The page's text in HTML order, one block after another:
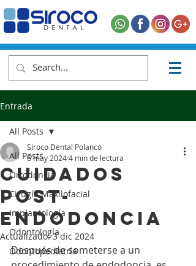
Entrada
All Posts
Ortodoncia
Cirugía Maxilofacial
Implantología
Odontología
Odontopediatría
All Posts
Cuidados
post-
endodoncia
Siroco Dental Polanco
6 may 20244 min de lectura
Actualizado:3 dic 2024
Después de someterse a un